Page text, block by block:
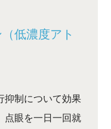
低濃度アト
抑制について効果
点眼を一日一回就